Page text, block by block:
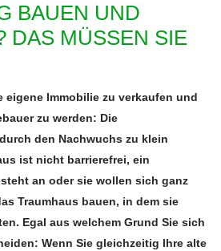
BAUEN UND
DAS MÜSSEN SIE
eigene Immobilie zu verkaufen und
zu werden: Die
den Nachwuchs zu klein
ist nicht barrierefrei, ein
an oder sie wollen sich ganz
Traumhaus bauen, in dem sie
Egal aus welchem Grund Sie sich
Wenn Sie gleichzeitig Ihre alte